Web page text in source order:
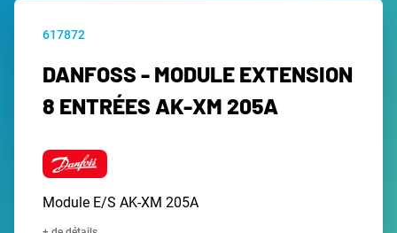
617872
DANFOSS - MODULE EXTENSION
8 ENTRÉES AK-XM 205A
Module E/S AK-XM 205A